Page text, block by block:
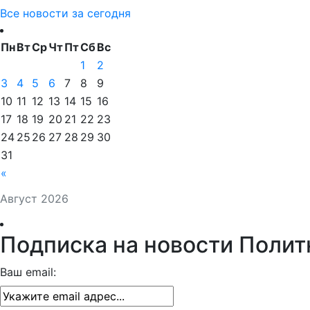
Все новости за сегодня
Август 2026
ПнВтСрЧтПтСбВс
«
1
2
3
4 5 6 7 8
9
10 11 12 13 14 15 16
17 18 19 20 21 22 23
24 25 26 27 28 29 30
31
Подписка на новости
Ваш email: